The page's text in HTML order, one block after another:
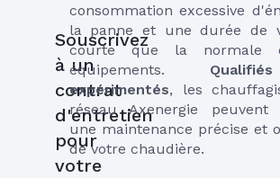
consommation excessive
la panne et une durée de
courte que la normale
équipements.
expérimentés, les
réseau Axenergie peuvent
une maintenance précise et
de votre chaudière.
Souscrivez
à un
contrat
d'entretien
pour
votre